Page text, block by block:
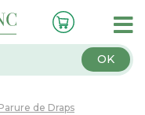
OK
de Draps